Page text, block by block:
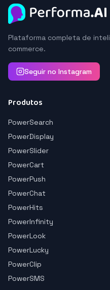
Plataforma completa de
commerce.
Seguir no Instagram
Produtos
PowerSearch
PowerDisplay
PowerSlider
PowerCart
PowerPush
PowerChat
PowerHits
PowerInfinity
PowerLook
PowerLucky
PowerClip
PowerSMS